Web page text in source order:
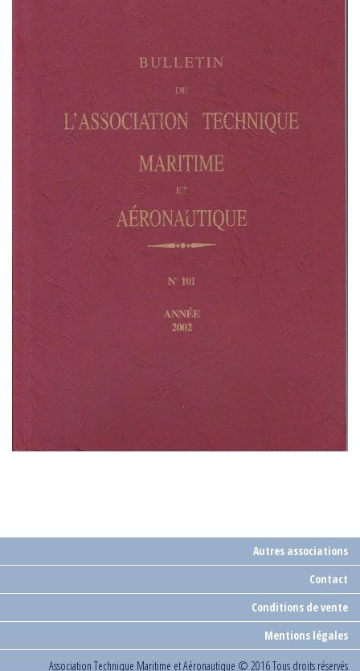
Autres associations
Contact
Conditions de vente
Mentions légales
Association Technique Maritime et Aéronautique © 2016 Tous droits réservés